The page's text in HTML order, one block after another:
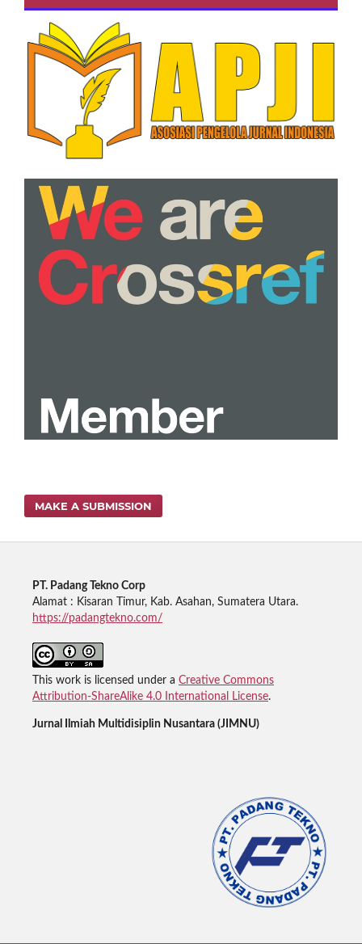
MAKE A SUBMISSION
PT. Padang Tekno Corp
Alamat : Kisaran Timur, Kab. Asahan, Sumatera Utara.
https://padangtekno.com/
This work is licensed under a Creative Commons
Attribution-ShareAlike 4.0 International License.
Jurnal Ilmiah Multidisiplin Nusantara (JIMNU)